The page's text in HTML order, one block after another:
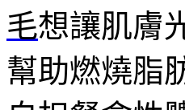
毛想讓肌膚
幫助燃燒脂